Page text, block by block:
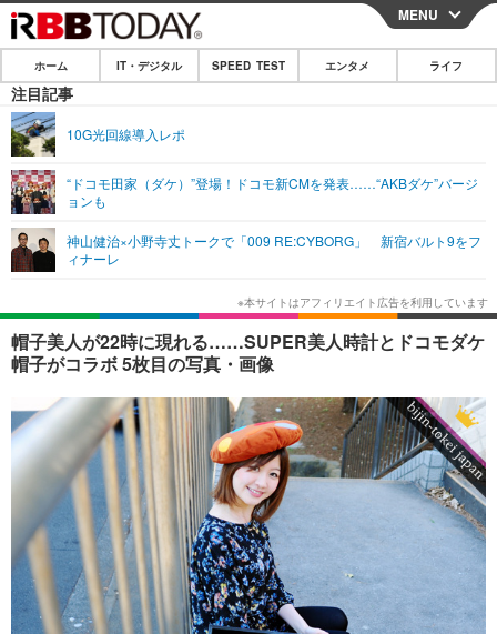
CLOSE
ホーム
IT・デジタル
ショッピング その他
SPEED TEST
エンタメ
エンタメTOP
韓国・芸能
音楽 スポーツ
ショッピング その他
ライフ
ライフTOP グルメ
ペット ショッピング
その他
リリース一覧
プッシュ通知の停止方法
MENU
ホーム IT・デジタル SPEED TEST エンタメ ライフ
注目記事
10G光回線導入レポ
“ドコモ田家（ダケ）”登場！ドコモ新CMを発表……“AKBダケ”バージ
ョンも
神山健治×小野寺丈トークで「009 RE:CYBORG」 新宿バルト9をフ
ィナーレ
帽子美人が22時に現れる……SUPER美人時計とドコモダケ
帽子がコラボ 5枚目の写真・画像